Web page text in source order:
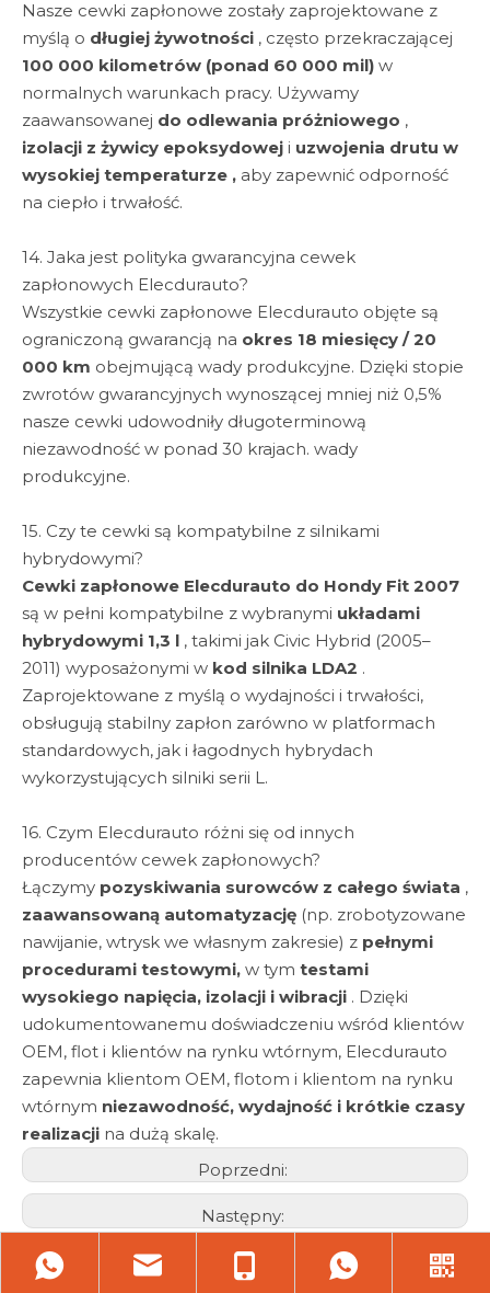
Nasze cewki zapłonowe zostały zaprojektowane z
myślą o długiej żywotności , często przekraczającej
100 000 kilometrów (ponad 60 000 mil) w
normalnych warunkach pracy. Używamy
zaawansowanej do odlewania próżniowego ,
izolacji z żywicy epoksydowej i uzwojenia drutu w
wysokiej temperaturze , aby zapewnić odporność
na ciepło i trwałość.
14. Jaka jest polityka gwarancyjna cewek
zapłonowych Elecdurauto?
Wszystkie cewki zapłonowe Elecdurauto objęte są
ograniczoną gwarancją na okres 18 miesięcy / 20
000 km obejmującą wady produkcyjne. Dzięki stopie
zwrotów gwarancyjnych wynoszącej mniej niż 0,5%
nasze cewki udowodniły długoterminową
niezawodność w ponad 30 krajach. wady
produkcyjne.
15. Czy te cewki są kompatybilne z silnikami
hybrydowymi?
Cewki zapłonowe Elecdurauto do Hondy Fit 2007
są w pełni kompatybilne z wybranymi układami
hybrydowymi 1,3 l , takimi jak Civic Hybrid (2005–
2011) wyposażonymi w kod silnika LDA2 .
Zaprojektowane z myślą o wydajności i trwałości,
obsługują stabilny zapłon zarówno w platformach
standardowych, jak i łagodnych hybrydach
wykorzystujących silniki serii L.
16. Czym Elecdurauto różni się od innych
producentów cewek zapłonowych?
Łączymy pozyskiwania surowców z całego świata ,
zaawansowaną automatyzację (np. zrobotyzowane
nawijanie, wtrysk we własnym zakresie) z pełnymi
procedurami testowymi, w tym testami
wysokiego napięcia, izolacji i wibracji . Dzięki
udokumentowanemu doświadczeniu wśród klientów
OEM, flot i klientów na rynku wtórnym, Elecdurauto
zapewnia klientom OEM, flotom i klientom na rynku
wtórnym niezawodność, wydajność i krótkie czasy
realizacji na dużą skalę.
Poprzedni:
Następny:
Kategoria produktu